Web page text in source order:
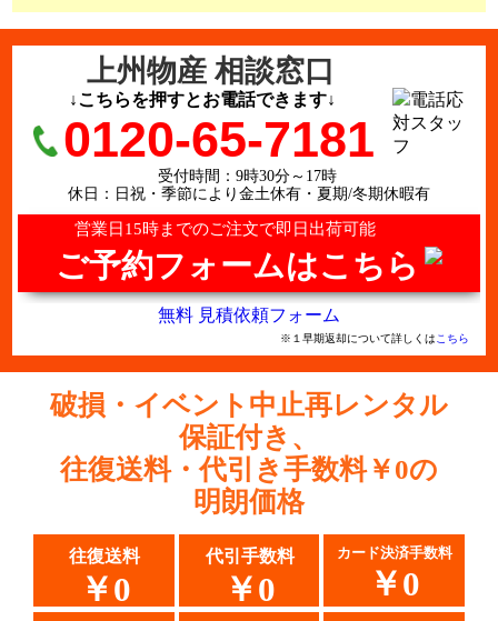
上州物産 相談窓口
営業日15時までのご注文で即日出荷可能
ご予約フォームはこちら
↓こちらを押すとお電話できます↓
0120-65-7181
受付時間：9時30分～17時
休日：日祝・季節により金土休有・夏期/冬期休暇有
無料 見積依頼フォーム
※１早期返却について詳しくは こちら
破損・イベント中止再レンタル
保証付き、
往復送料・代引き手数料￥0の
明朗価格
往復送料
￥0
代引手数料
￥0
カード決済手数料
￥0